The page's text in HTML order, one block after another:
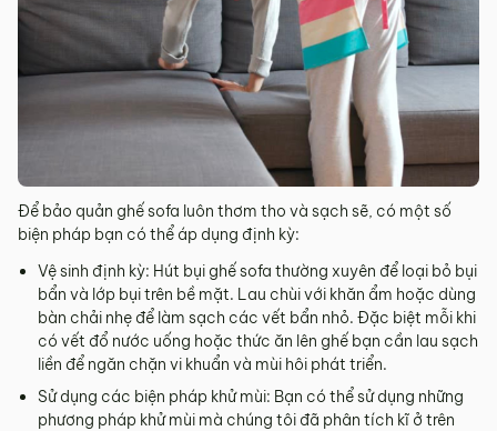
Để bảo quản ghế sofa luôn thơm tho và sạch sẽ, có một số
biện pháp bạn có thể áp dụng định kỳ:
Vệ sinh định kỳ: Hút bụi ghế sofa thường xuyên để loại bỏ bụi
bẩn và lớp bụi trên bề mặt. Lau chùi với khăn ẩm hoặc dùng
bàn chải nhẹ để làm sạch các vết bẩn nhỏ. Đặc biệt mỗi khi
có vết đổ nước uống hoặc thức ăn lên ghế bạn cần lau sạch
liền để ngăn chặn vi khuẩn và mùi hôi phát triển.
Sử dụng các biện pháp khử mùi: Bạn có thể sử dụng những
phương pháp khử mùi mà chúng tôi đã phân tích kĩ ở trên